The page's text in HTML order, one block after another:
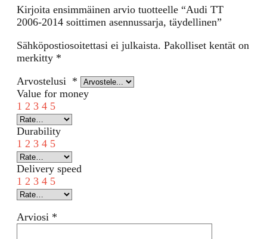
Kirjoita ensimmäinen arvio tuotteelle “Audi TT
2006-2014 soittimen asennussarja, täydellinen”
Sähköpostiosoitettasi ei julkaista. Pakolliset kentät on
merkitty *
Arvostelusi *
Value for money
1 2 3 4 5
Durability
1 2 3 4 5
Delivery speed
1 2 3 4 5
Arviosi *